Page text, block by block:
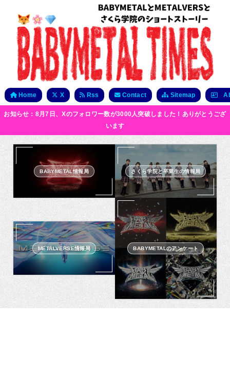
Home X Rss Contact Sitemap
お知らせ：8月7日、Xのフォロワー数が3000人突破しました！ありがとうござ
います
BABYMETAL情報局 さくら学院と卒業生の情報局
METALVERSE情報局 BABYMETALのアンケート